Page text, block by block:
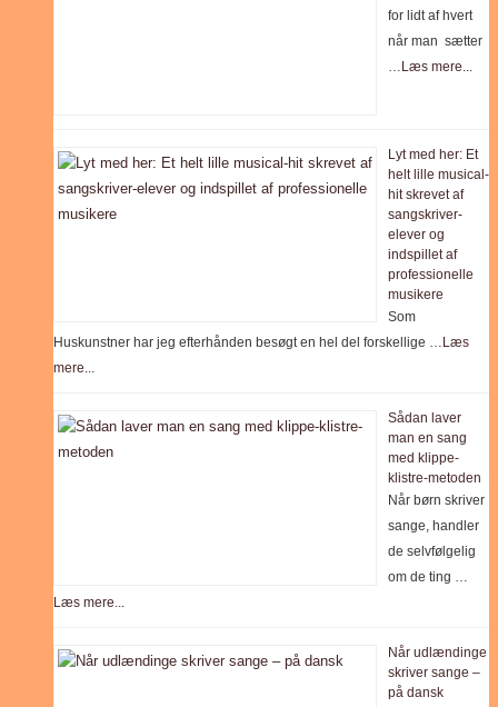
for lidt af hvert
når man sætter
… Læs mere...
Lyt med her: Et
helt lille musical-
hit skrevet af
sangskriver-
elever og
indspillet af
professionelle
musikere
Som
Huskunstner har jeg efterhånden besøgt en hel del forskellige … Læs
mere...
Sådan laver
man en sang
med klippe-
klistre-metoden
Når børn skriver
sange, handler
de selvfølgelig
om de ting …
Læs mere...
Når udlændinge
skriver sange –
på dansk